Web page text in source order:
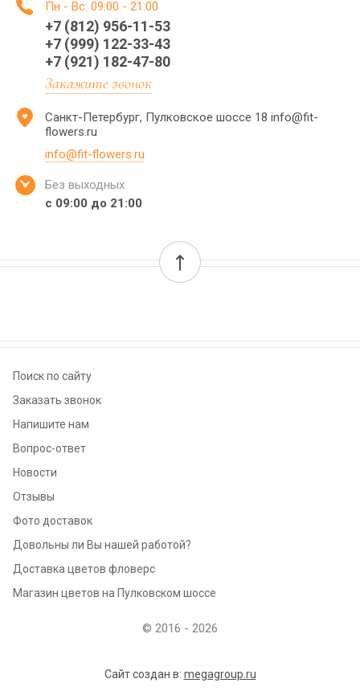
Пн - Вс: 09:00 - 21:00
+7 (812) 956-11-53
+7 (999) 122-33-43
+7 (921) 182-47-80
Закажите звонок
Санкт-Петербург, Пулковское шоссе 18 info@fit-
flowers.ru
info@fit-flowers.ru
Без выходных
с 09:00 до 21:00
Поиск по сайту
Заказать звонок
Напишите нам
Вопрос-ответ
Новости
Отзывы
Фото доставок
Довольны ли Вы нашей работой?
Доставка цветов фловерс
Магазин цветов на Пулковском шоссе
© 2016 - 2026
Сайт создан в: megagroup.ru